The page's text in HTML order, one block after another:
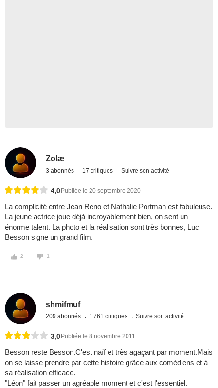
Zolæ
3 abonnés 17 critiques Suivre son activité
4,0 Publiée le 20 septembre 2020
La complicité entre Jean Reno et Nathalie Portman est fabuleuse.
La jeune actrice joue déjà incroyablement bien, on sent un
énorme talent. La photo et la réalisation sont très bonnes, Luc
Besson signe un grand film.
2 1
shmifmuf
209 abonnés 1 761 critiques Suivre son activité
3,0 Publiée le 8 novembre 2011
Besson reste Besson.C'est naïf et très agaçant par moment.Mais
on se laisse prendre par cette histoire grâce aux comédiens et à
sa réalisation efficace.
"Léon" fait passer un agréable moment et c'est l'essentiel.